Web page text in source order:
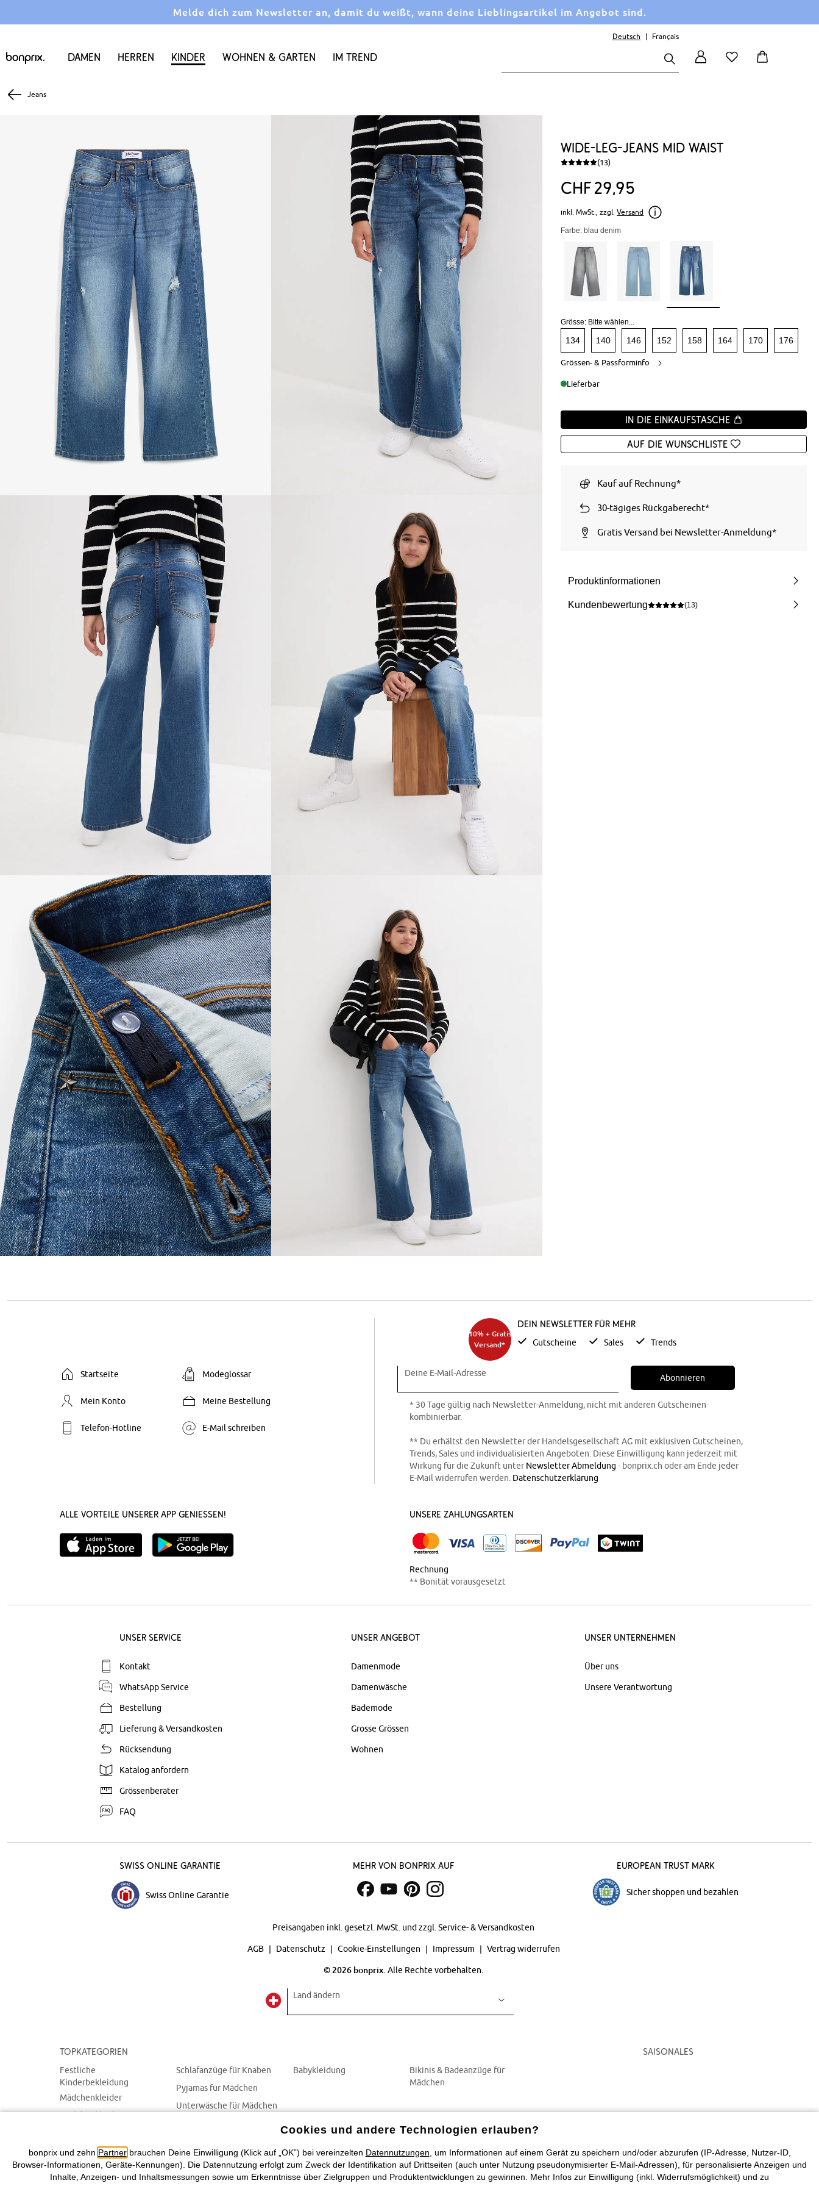
Melde dich zum Newsletter an, damit du weißt, wann deine Lieblingsartikel im Angebot sind.
Damen Herren Kinder Wohnen & Garten Im Trend
Deutsch Français
Jeans
Wide-Leg-Jeans Mid Waist
(13)
CHF29 95
inkl. MwSt., zzgl. Versand
Farbe: blau denim
Grösse: Bitte wählen...
134 140 146 152 158 164 170 176
Grössen- & Passforminfo
Lieferbar
In die Einkaufstasche
Auf die Wunschliste
Kauf auf Rechnung*
30-tägiges Rückgaberecht*
Gratis Versand bei Newsletter-Anmeldung*
Produktinformationen
Kundenbewertung (13)
Startseite Modeglossar
Mein Konto Meine Bestellung
Telefon-Hotline E-Mail schreiben
10% + Gratis
Versand*
Dein Newsletter für mehr
Gutscheine Sales Trends
Deine E-Mail-Adresse Abonnieren
* 30 Tage gültig nach Newsletter-Anmeldung, nicht mit anderen Gutscheinen
kombinierbar.
** Du erhältst den Newsletter der Handelsgesellschaft AG mit exklusiven Gutscheinen,
Trends, Sales und individualisierten Angeboten. Diese Einwilligung kann jederzeit mit
Wirkung für die Zukunft unterNewsletter Abmeldung - bonprix.ch oder am Ende jeder
E-Mail widerrufen werden. Datenschutzerklärung
Alle Vorteile unserer App genießen! Unsere Zahlungsarten
Rechnung
** Bonität vorausgesetzt
Unser Service
Kontakt
WhatsApp Service
Bestellung
Lieferung & Versandkosten
Rücksendung
Katalog anfordern
Grössenberater
FAQ
Unser Angebot
Damenmode
Damenwäsche
Bademode
Grosse Grössen
Wohnen
Unser Unternehmen
Über uns
Unsere Verantwortung
Swiss Online Garantie
Swiss Online Garantie
Mehr von bonprix auf European Trust Mark
Sicher shoppen und bezahlen
Preisangaben inkl. gesetzl. MwSt. und zzgl. Service- & Versandkosten
AGB Datenschutz Cookie-Einstellungen Impressum Vertrag widerrufen
© 2026 bonprix. Alle Rechte vorbehalten.
Land ändern
Topkategorien Saisonales
Festliche
Kinderbekleidung
Mädchenkleider
Mädchenkleidung
Kindermode im SALE
Schlafanzüge für Knaben
Pyjamas für Mädchen
Unterwäsche für Mädchen
Babykleidung
Bikinis & Badeanzüge für
Mädchen
Cookies und andere Technologien erlauben?
bonprix und zehn Partnerbrauchen Deine Einwilligung (Klick auf „OK”) bei vereinzelten Datennutzungen , um Informationen auf einem Gerät zu speichern und/oder abzurufen (IP-Adresse, Nutzer-ID,
Browser-Informationen, Geräte-Kennungen). Die Datennutzung erfolgt zum Zweck der Identifikation auf Drittseiten (auch unter Nutzung pseudonymisierter E-Mail-Adressen), für personalisierte Anzeigen und
Inhalte, Anzeigen- und Inhaltsmessungen sowie um Erkenntnisse über Zielgruppen und Produktentwicklungen zu gewinnen. Mehr Infos zur Einwilligung (inkl. Widerrufsmöglichkeit) und zu